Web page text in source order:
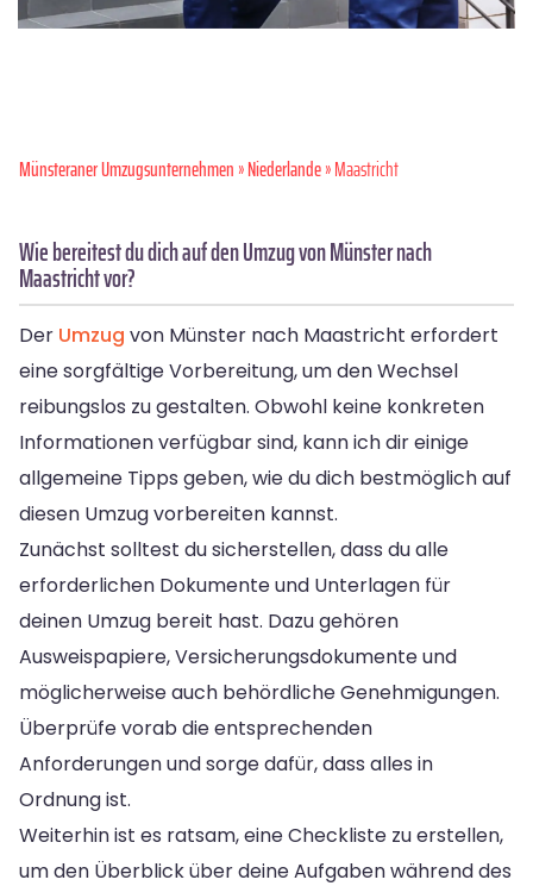
Münsteraner Umzugsunternehmen»Niederlande» Maastricht
Wie bereitest du dich auf den Umzug von Münster nach
Maastricht vor?
Der Umzug von Münster nach Maastricht erfordert
eine sorgfältige Vorbereitung, um den Wechsel
reibungslos zu gestalten. Obwohl keine konkreten
Informationen verfügbar sind, kann ich dir einige
allgemeine Tipps geben, wie du dich bestmöglich auf
diesen Umzug vorbereiten kannst.
Zunächst solltest du sicherstellen, dass du alle
erforderlichen Dokumente und Unterlagen für
deinen Umzug bereit hast. Dazu gehören
Ausweispapiere, Versicherungsdokumente und
möglicherweise auch behördliche Genehmigungen.
Überprüfe vorab die entsprechenden
Anforderungen und sorge dafür, dass alles in
Ordnung ist.
Weiterhin ist es ratsam, eine Checkliste zu erstellen,
um den Überblick über deine Aufgaben während des